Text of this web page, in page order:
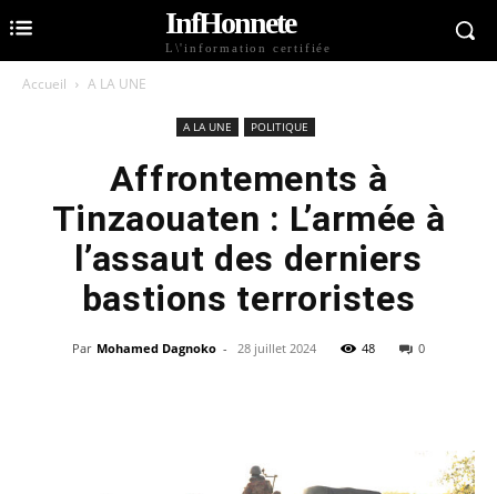
InfHonnete
L\'information certifiée
Accueil A LA UNE
A LA UNE POLITIQUE
Affrontements à
Tinzaouaten : L’armée à
l’assaut des derniers
bastions terroristes
Par Mohamed Dagnoko - 28 juillet 2024 48 0